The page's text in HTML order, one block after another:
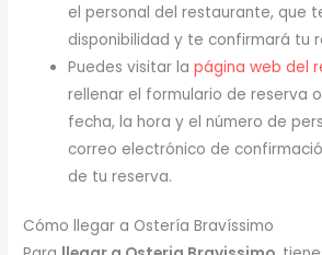
el personal del restaurante, que
disponibilidad y te confirmará tu
Puedes visitar lapágina web del
rellenar el formulario de reserva
fecha, la hora y el número de
correo electrónico de
de tu reserva.
Cómo llegar a Ostería Bravíssimo